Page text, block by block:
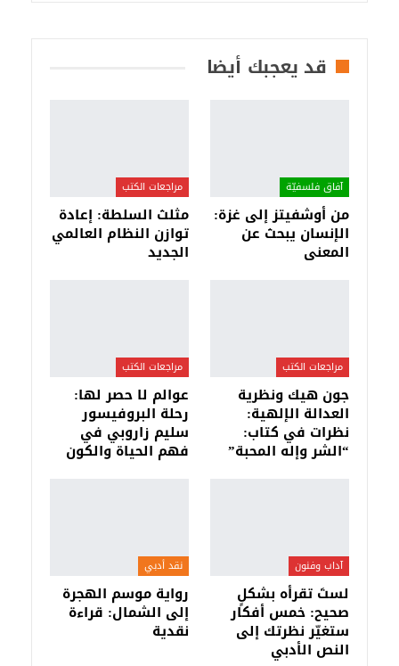
قد يعجبك أيضا
آفاق فلسفيّة‎
من أوشفيتز إلى غزة:
الإنسان يبحث عن
المعنى
مراجعات الكتب
مثلث السلطة: إعادة
توازن النظام العالمي
الجديد
مراجعات الكتب
جون هيك ونظرية
العدالة الإلهية:
نظرات في كتاب:
“الشر وإله المحبة”
مراجعات الكتب
عوالم لا حصر لها:
رحلة البروفيسور
سليم زاروبي في
فهم الحياة والكون
آداب وفنون
لستَ تقرأه بشكلٍ
صحيح: خمس أفكار
ستغيّر نظرتك إلى
النص الأدبي
نقد أدبي
رواية موسم الهجرة
إلى الشمال: قراءة
نقدية